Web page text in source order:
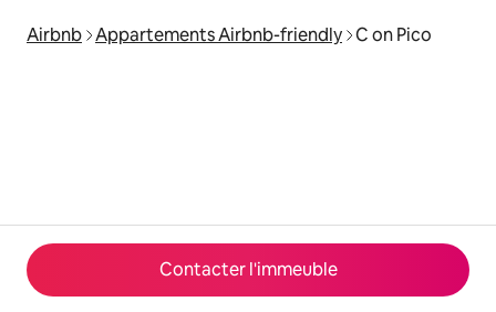
Contacter l'immeuble
Airbnb Appartements Airbnb-friendly C on Pico